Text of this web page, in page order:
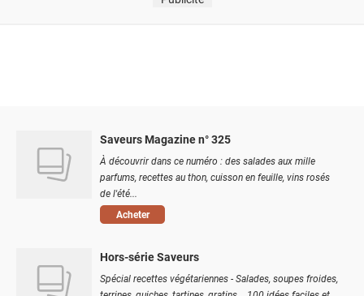
Saveurs Magazine n° 325
À découvrir dans ce numéro : des salades aux mille
parfums, recettes au thon, cuisson en feuille, vins rosés
de l'été...
Acheter
Hors-série Saveurs
Spécial recettes végétariennes - Salades, soupes froides,